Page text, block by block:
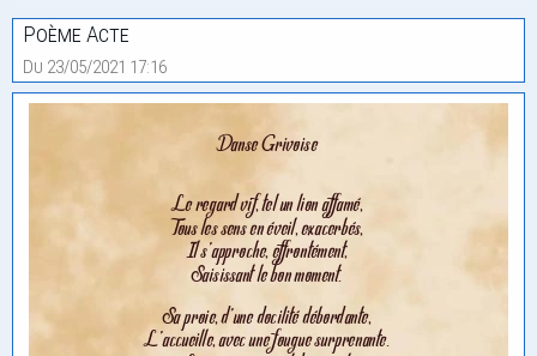
Poème Acte
Du 23/05/2021 17:16